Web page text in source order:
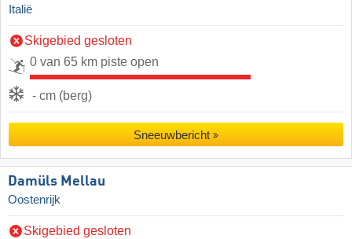
Italië
Skigebied gesloten
0 van 65 km piste open
- cm (berg)
Sneeuwbericht
Damüls Mellau
Oostenrijk
Skigebied gesloten